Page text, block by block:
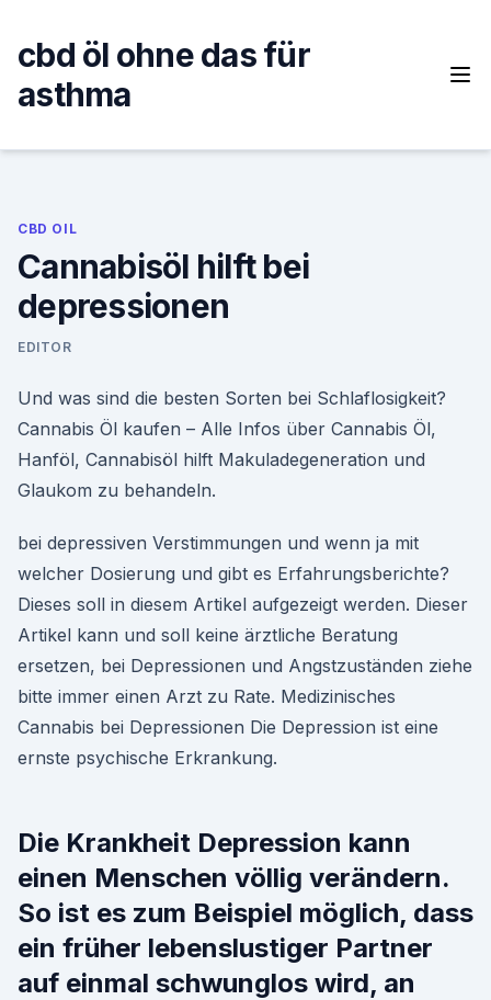
content
cbd öl ohne das für
asthma
CBD OIL
Cannabisöl hilft bei
depressionen
EDITOR
Und was sind die besten Sorten bei Schlaflosigkeit?
Cannabis Öl kaufen – Alle Infos über Cannabis Öl,
Hanföl, Cannabisöl hilft Makuladegeneration und
Glaukom zu behandeln.
bei depressiven Verstimmungen und wenn ja mit
welcher Dosierung und gibt es Erfahrungsberichte?
Dieses soll in diesem Artikel aufgezeigt werden. Dieser
Artikel kann und soll keine ärztliche Beratung
ersetzen, bei Depressionen und Angstzuständen ziehe
bitte immer einen Arzt zu Rate. Medizinisches
Cannabis bei Depressionen Die Depression ist eine
ernste psychische Erkrankung.
Die Krankheit Depression kann
einen Menschen völlig verändern.
So ist es zum Beispiel möglich, dass
ein früher lebenslustiger Partner
auf einmal schwunglos wird, an